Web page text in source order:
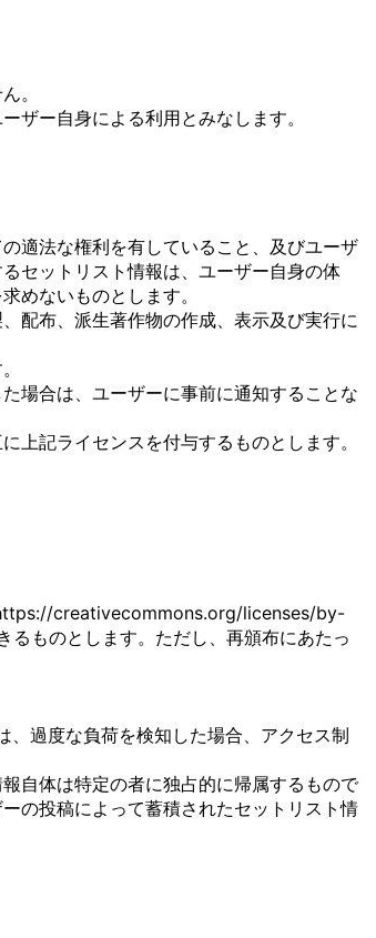
。
ザー自身による利用とみなします。
適法な権利を有していること、及びユーザ
セットリスト情報は、ユーザー自身の体
めないものとします。
配布、派生著作物の作成、表示及び実行に
場合は、ユーザーに事前に通知することな
上記ライセンスを付与するものとします。
https://creativecommons.org/licenses/by-
ものとします。ただし、再頒布にあたっ
過度な負荷を検知した場合、アクセス制
自体は特定の者に独占的に帰属するもので
の投稿によって蓄積されたセットリスト情